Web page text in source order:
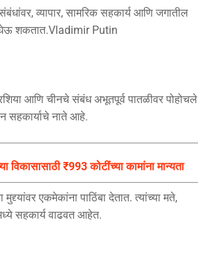
संबंधांवर, व्यापार, सामरिक सहकार्य आणि जगातील
घेऊ शकतात.Vladimir Putin
आणि चीनचे संबंध अभूतपूर्व पातळीवर पोहोचले
सहकार्याचे नाते आहे.
विकासासाठी ₹993 कोटींच्या कामांना मान्यता
एकमेकांना पाठिंबा देतात. त्यांच्या मते,
सहकार्य वाढवत आहेत.